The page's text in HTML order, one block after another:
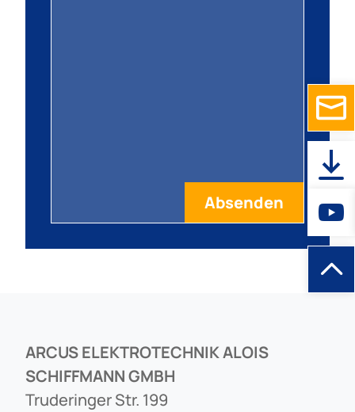
ARCUS ELEKTROTECHNIK ALOIS
SCHIFFMANN GMBH
Truderinger Str. 199